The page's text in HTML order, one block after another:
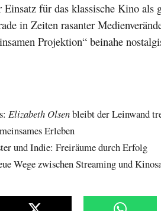
Einsatz für das klassische Kino als
in Zeiten rasanter
Projektion“ beinahe
Elizabeth Olsenbleibt der Leinwand
Erleben
und Indie: Freiräume durch Erfolg
Wege zwischen Streaming und